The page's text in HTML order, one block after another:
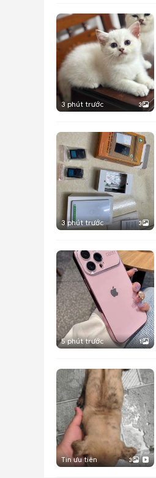
3 phút trước 3
3 phút trước 3
5 phút trước 1
Tin ưu tiên 3